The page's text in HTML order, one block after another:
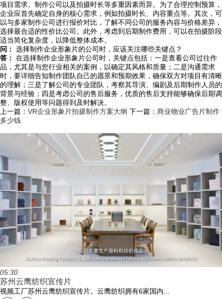
项目需求、制作公司以及拍摄时长等多重因素而异。为了合理控制预算，
企业应首先确定自身的核心需求，例如拍摄时长、内容重点等。其次，可
以与多家制作公司进行报价对比，了解不同公司的服务内容与价格差异，
选择最合适的性价比公司。此外，考虑到后期制作费用，可以在拍摄阶段
适当简化复杂度，以降低整体成本。
问： 选择制作企业形象片的公司时，应该关注哪些关键点？
答： 在选择制作企业形象片公司时，关键点包括：一是查看公司过往作
品，尤其是与您行业相关的案例，以确定其风格和质量；二是沟通需求
时，要详细告知制作团队自己的愿景和预期效果，确保双方对项目有清晰
的理解；三是了解公司的专业团队，考察其导演、编剧及后期制作人员的
背景与经验；四是考虑公司的售后服务，优质的售后支持能够确保后期调
整、版权使用等问题得到及时解决。
上一篇： VR企业形象片拍摄制作方案大纲 下一篇： 商业物业广告片制作
多少钱
05:30
苏州云鹰纺织宣传片
视频工厂苏州云鹰纺织宣传片。云鹰纺织拥有6家国内...